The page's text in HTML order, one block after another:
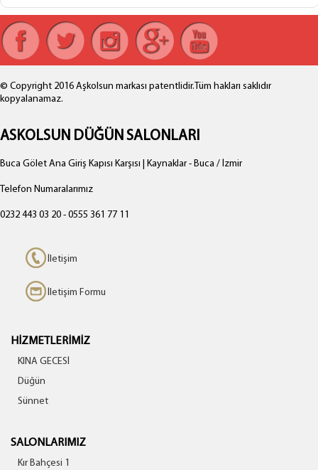
© Copyright 2016 Aşkolsun markası patentlidir.Tüm hakları saklıdır
kopyalanamaz.
ASKOLSUN DÜĞÜN SALONLARI
Buca Gölet Ana Giriş Kapısı Karşısı | Kaynaklar - Buca / İzmir
Telefon Numaralarımız
0232 443 03 20 - 0555 361 77 11
İletişim
İletişim Formu
HİZMETLERİMİZ
KINA GECESİ
Düğün
Sünnet
SALONLARIMIZ
Kır Bahçesi 1